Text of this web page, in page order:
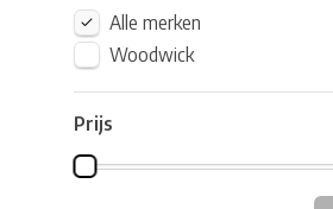
Alle merken
Woodwick
Prijs